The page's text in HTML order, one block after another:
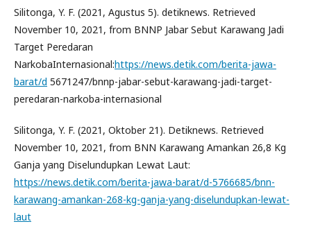
Silitonga, Y. F. (2021, Agustus 5). detiknews. Retrieved
November 10, 2021, from BNNP Jabar Sebut Karawang Jadi
Target Peredaran
NarkobaInternasional:https://news.detik.com/berita-jawa-
barat/d 5671247/bnnp-jabar-sebut-karawang-jadi-target-
peredaran-narkoba-internasional
Silitonga, Y. F. (2021, Oktober 21). Detiknews. Retrieved
November 10, 2021, from BNN Karawang Amankan 26,8 Kg
Ganja yang Diselundupkan Lewat Laut:
https://news.detik.com/berita-jawa-barat/d-5766685/bnn-
karawang-amankan-268-kg-ganja-yang-diselundupkan-lewat-
laut